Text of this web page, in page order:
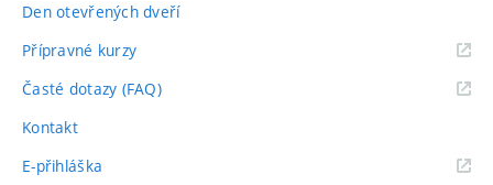
Den otevřených dveří
Přípravné kurzy
Časté dotazy (FAQ)
Kontakt
E-přihláška